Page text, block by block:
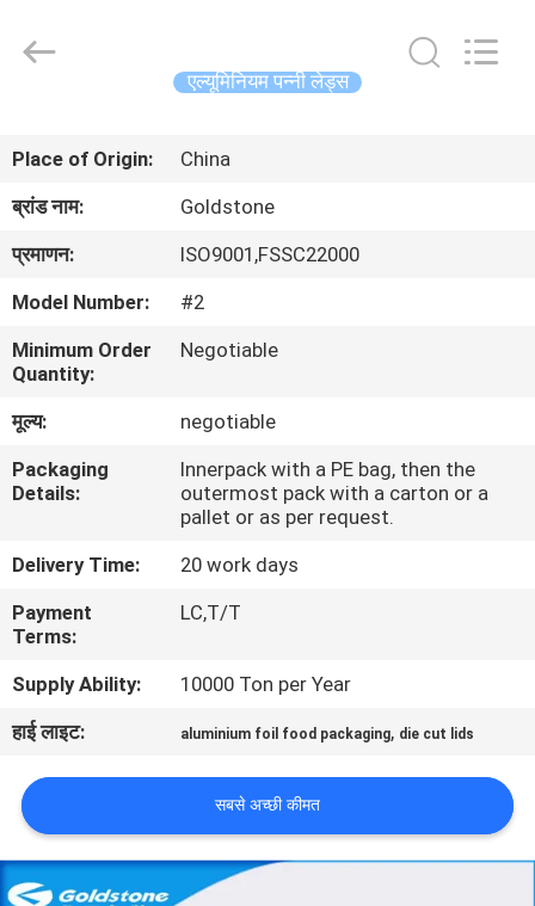
उत्पाद
हमारे
में
का
दौरा
गुणवत्ता
नियंत्रण
हमसे
संपर्क
करें
supplier.
Copyright
Packaging
All
Rights
एल्यूमिनियम पन्नी लेड्स
Place of Origin:
China
ब्रांड नाम:
Goldstone
प्रमाणन:
ISO9001,FSSC22000
Model Number:
#2
Minimum Order
Quantity:
Negotiable
मूल्य:
negotiable
Packaging
Details:
Innerpack with a PE bag, then the
outermost pack with a carton or a
pallet or as per request.
Delivery Time:
20 work days
Payment
Terms:
LC,T/T
Supply Ability:
10000 Ton per Year
हाई लाइट:
aluminium foil food packaging, die cut lids
सबसे अच्छी कीमत